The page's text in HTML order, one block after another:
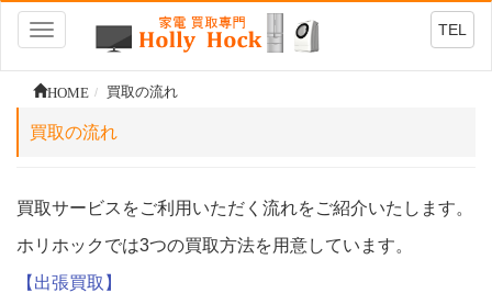
Toggle
navigation
TEL
HOME 買取の流れ
買取の流れ
買取サービスをご利用いただく流れをご紹介いたします。
ホリホックでは3つの買取方法を用意しています。
【出張買取】